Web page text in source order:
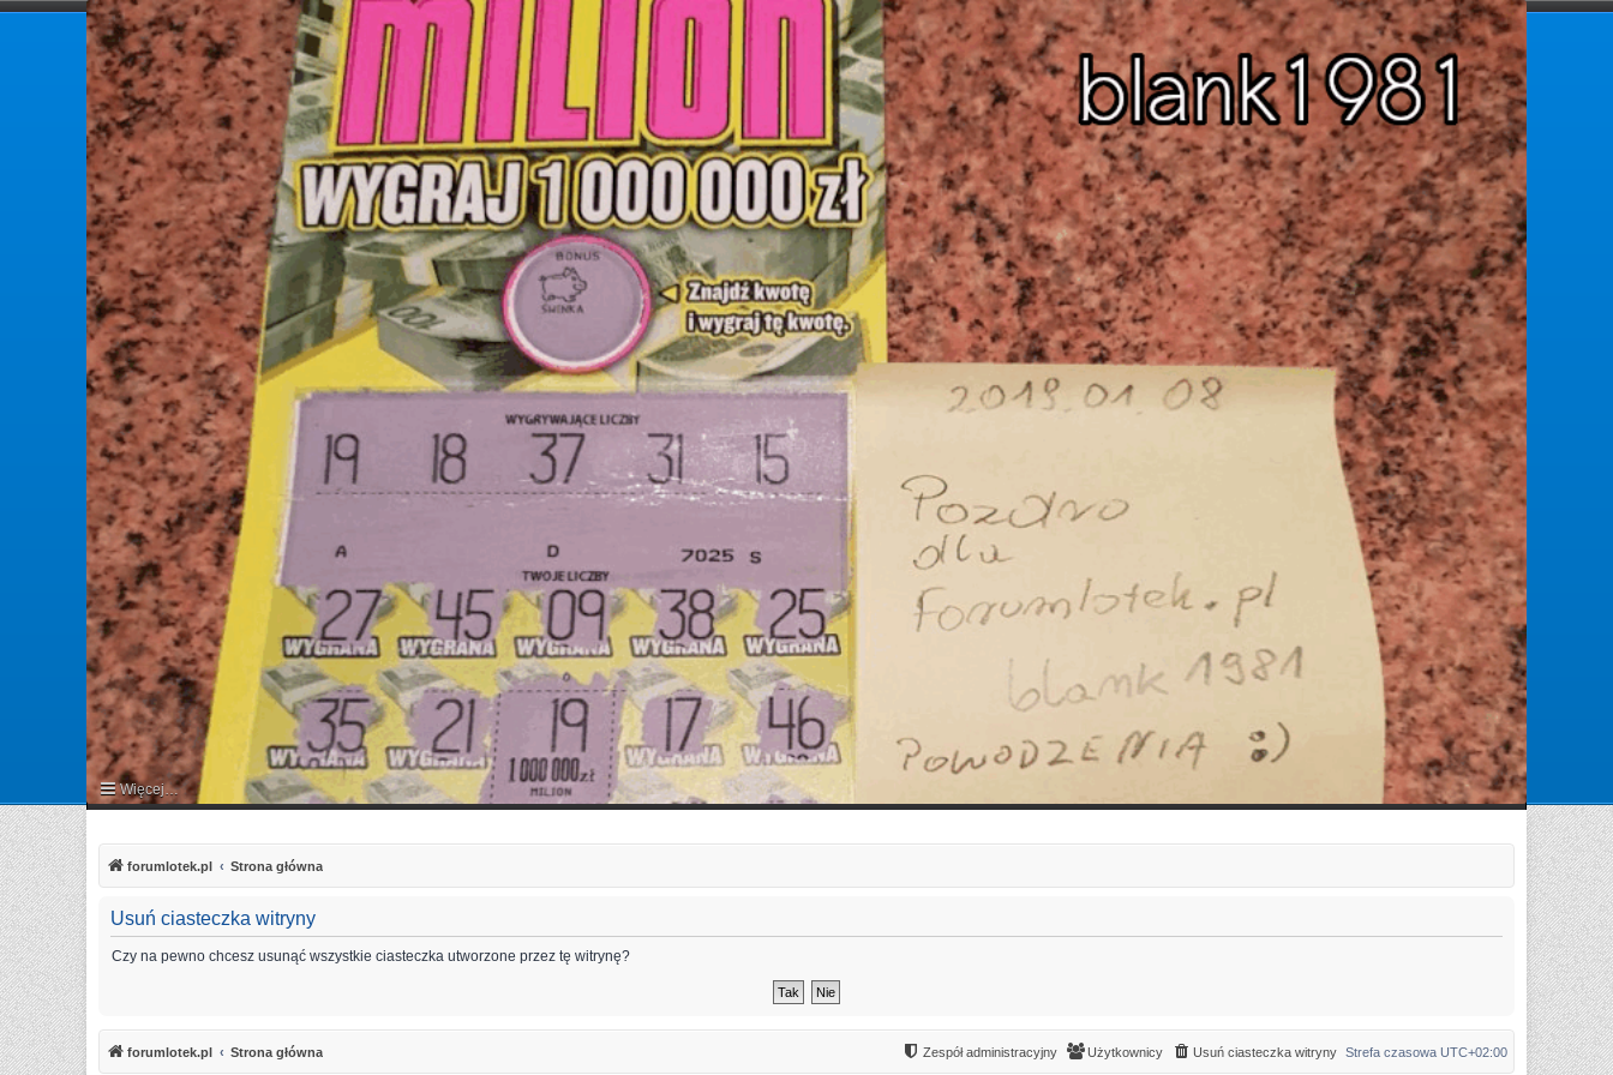
forumlotek.pl
Forum gier liczbowych
Więcej… Zaloguj się
Zarejestruj się
forumlotek.pl Strona główna
Usuń ciasteczka witryny
Czy na pewno chcesz usunąć wszystkie ciasteczka utworzone przez tę witrynę?
forumlotek.pl Strona główna Strefa czasowa UTC+02:00
Usuń ciasteczka witryny
Użytkownicy
Zespół administracyjny